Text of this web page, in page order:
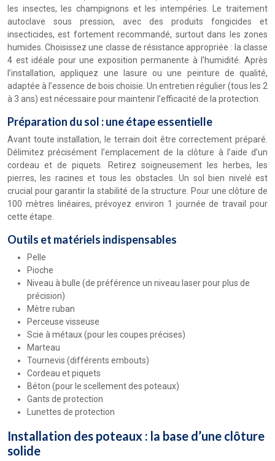
les insectes, les champignons et les intempéries. Le traitement
autoclave sous pression, avec des produits fongicides et
insecticides, est fortement recommandé, surtout dans les zones
humides. Choisissez une classe de résistance appropriée : la classe
4 est idéale pour une exposition permanente à l’humidité. Après
l’installation, appliquez une lasure ou une peinture de qualité,
adaptée à l’essence de bois choisie. Un entretien régulier (tous les 2
à 3 ans) est nécessaire pour maintenir l’efficacité de la protection.
Préparation du sol : une étape essentielle
Avant toute installation, le terrain doit être correctement préparé.
Délimitez précisément l’emplacement de la clôture à l’aide d’un
cordeau et de piquets. Retirez soigneusement les herbes, les
pierres, les racines et tous les obstacles. Un sol bien nivelé est
crucial pour garantir la stabilité de la structure. Pour une clôture de
100 mètres linéaires, prévoyez environ 1 journée de travail pour
cette étape.
Outils et matériels indispensables
Pelle
Pioche
Niveau à bulle (de préférence un niveau laser pour plus de
précision)
Mètre ruban
Perceuse visseuse
Scie à métaux (pour les coupes précises)
Marteau
Tournevis (différents embouts)
Cordeau et piquets
Béton (pour le scellement des poteaux)
Gants de protection
Lunettes de protection
Installation des poteaux : la base d’une clôture
solide